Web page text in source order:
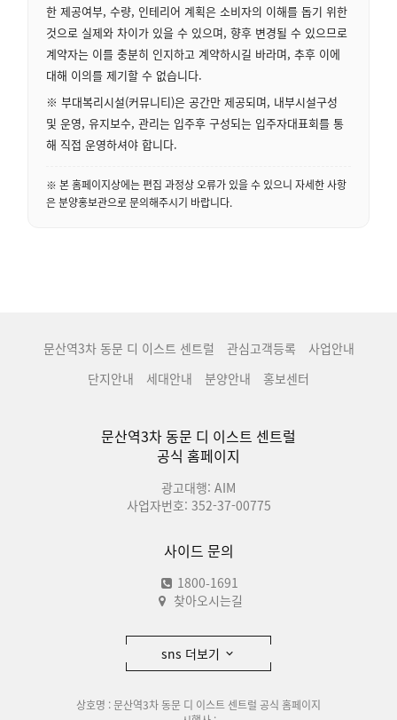
한 제공여부, 수량, 인테리어 계획은 소비자의 이해를 돕기 위한
것으로 실제와 차이가 있을 수 있으며, 향후 변경될 수 있으므로
계약자는 이를 충분히 인지하고 계약하시길 바라며, 추후 이에
대해 이의를 제기할 수 없습니다.
※ 부대복리시설(커뮤니티)은 공간만 제공되며, 내부시설구성
및 운영, 유지보수, 관리는 입주후 구성되는 입주자대표회를 통
해 직접 운영하셔야 합니다.
※ 본 홈페이지상에는 편집 과정상 오류가 있을 수 있으니 자세한 사항
은 분양홍보관으로 문의해주시기 바랍니다.
문산역3차 동문 디 이스트 센트럴 관심고객등록
사업안내
단지안내
세대안내 분양안내 홍보센터
문산역3차 동문 디 이스트 센트럴
공식 홈페이지
광고대행: AIM
사업자번호: 352-37-00775
사이드 문의
1800-1691
찾아오시는길
sns 더보기
상호명 : 문산역3차 동문 디 이스트 센트럴 공식 홈페이지